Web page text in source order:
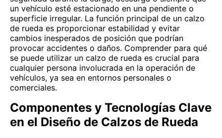
un vehículo esté estacionado en una pendiente o
superficie irregular. La función principal de un calzo
de rueda es proporcionar estabilidad y evitar
cambios inesperados de posición que podrían
provocar accidentes o daños. Comprender para qué
se puede utilizar un calzo de rueda es crucial para
cualquier persona involucrada en la operación de
vehículos, ya sea en entornos personales o
comerciales.
Componentes y Tecnologías Clave
en el Diseño de Calzos de Rueda